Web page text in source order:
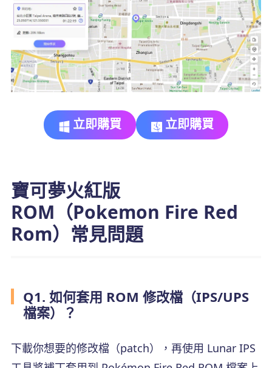
立即購買 立即購買
寶可夢火紅版
ROM（Pokemon Fire Red
Rom）常見問題
Q1. 如何套用 ROM 修改檔（IPS/UPS
檔案）？
下載你想要的修改檔（patch），再使用 Lunar IPS